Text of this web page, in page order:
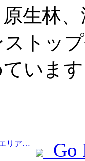
生林
トッ
いま
Prev:広東省は、グレーターベイエリアを世界クラスの観光地にするためのサービス産業能力拡大計画を発表した。
Go